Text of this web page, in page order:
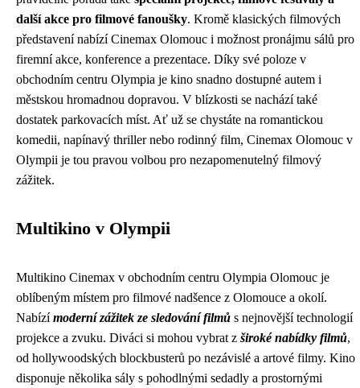
další akce pro filmové fanoušky. Kromě klasických filmových
představení nabízí Cinemax Olomouc i možnost pronájmu sálů pro
firemní akce, konference a prezentace. Díky své poloze v
obchodním centru Olympia je kino snadno dostupné autem i
městskou hromadnou dopravou. V blízkosti se nachází také
dostatek parkovacích míst. Ať už se chystáte na romantickou
komedii, napínavý thriller nebo rodinný film, Cinemax Olomouc v
Olympii je tou pravou volbou pro nezapomenutelný filmový
zážitek.
Multikino v Olympii
Multikino Cinemax v obchodním centru Olympia Olomouc je
oblíbeným místem pro filmové nadšence z Olomouce a okolí.
Nabízímoderní zážitek ze sledování filmů s nejnovější technologií
projekce a zvuku. Diváci si mohou vybrat z široké nabídky filmů,
od hollywoodských blockbusterů po nezávislé a artové filmy. Kino
disponuje několika sály s pohodlnými sedadly a prostornými